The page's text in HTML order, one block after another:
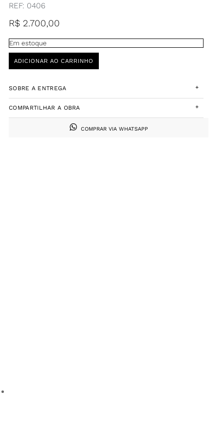
REF: 0406
R$ 2.700,00
Em estoque
ADICIONAR AO CARRINHO
SOBRE A ENTREGA +
COMPARTILHAR A OBRA +
COMPRAR VIA WHATSAPP